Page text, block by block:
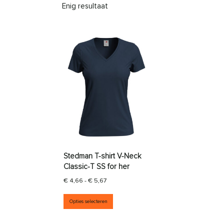
Enig resultaat
Stedman T-shirt V-Neck
Classic-T SS for her
€ 4,66 - € 5,67
Opties selecteren
Dit product heeft meerdere